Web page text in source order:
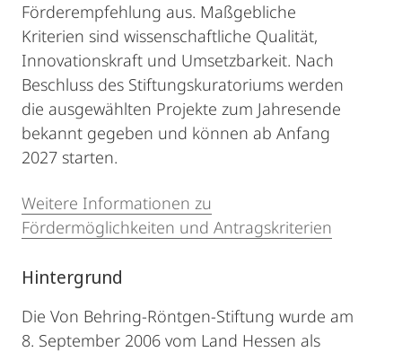
Förderempfehlung aus. Maßgebliche
Kriterien sind wissenschaftliche Qualität,
Innovationskraft und Umsetzbarkeit. Nach
Beschluss des Stiftungskuratoriums werden
die ausgewählten Projekte zum Jahresende
bekannt gegeben und können ab Anfang
2027 starten.
Weitere Informationen zu
Fördermöglichkeiten und Antragskriterien
Hintergrund
Die Von Behring-Röntgen-Stiftung wurde am
8. September 2006 vom Land Hessen als